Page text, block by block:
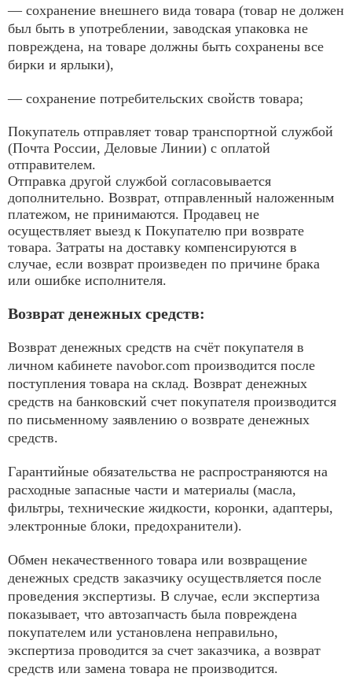
— сохранение внешнего вида товара (товар не должен
был быть в употреблении, заводская упаковка не
повреждена, на товаре должны быть сохранены все
бирки и ярлыки),
— сохранение потребительских свойств товара;
Покупатель отправляет товар транспортной службой
(Почта России, Деловые Линии) с оплатой
отправителем.
Отправка другой службой согласовывается
дополнительно. Возврат, отправленный наложенным
платежом, не принимаются. Продавец не
осуществляет выезд к Покупателю при возврате
товара. Затраты на доставку компенсируются в
случае, если возврат произведен по причине брака
или ошибке исполнителя.
Возврат денежных средств:
Возврат денежных средств на счёт покупателя в
личном кабинете navobor.com производится после
поступления товара на склад. Возврат денежных
средств на банковский счет покупателя производится
по письменному заявлению о возврате денежных
средств.
Гарантийные обязательства не распространяются на
расходные запасные части и материалы (масла,
фильтры, технические жидкости, коронки, адаптеры,
электронные блоки, предохранители).
Обмен некачественного товара или возвращение
денежных средств заказчику осуществляется после
проведения экспертизы. В случае, если экспертиза
показывает, что автозапчасть была повреждена
покупателем или установлена неправильно,
экспертиза проводится за счет заказчика, а возврат
средств или замена товара не производится.